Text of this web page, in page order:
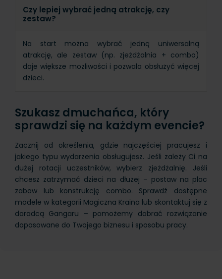
Czy lepiej wybrać jedną atrakcję, czy
zestaw?
Na start można wybrać jedną uniwersalną
atrakcję, ale zestaw (np. zjeżdżalnia + combo)
daje większe możliwości i pozwala obsłużyć więcej
dzieci.
Szukasz dmuchańca, który
sprawdzi się na każdym evencie?
Zacznij od określenia, gdzie najczęściej pracujesz i
jakiego typu wydarzenia obsługujesz. Jeśli zależy Ci na
dużej rotacji uczestników, wybierz zjeżdżalnię. Jeśli
chcesz zatrzymać dzieci na dłużej – postaw na plac
zabaw lub konstrukcję combo. Sprawdź dostępne
modele w kategorii Magiczna Kraina lub skontaktuj się z
doradcą Gangaru – pomożemy dobrać rozwiązanie
dopasowane do Twojego biznesu i sposobu pracy.